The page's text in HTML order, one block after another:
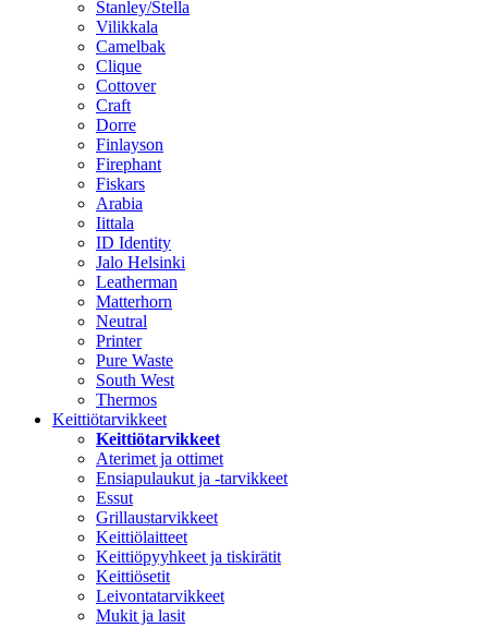
Stanley/Stella
Vilikkala
Camelbak
Clique
Cottover
Craft
Dorre
Finlayson
Firephant
Fiskars
Arabia
Iittala
ID Identity
Jalo Helsinki
Leatherman
Matterhorn
Neutral
Printer
Pure Waste
South West
Thermos
Keittiötarvikkeet
Keittiötarvikkeet
Aterimet ja ottimet
Ensiapulaukut ja -tarvikkeet
Essut
Grillaustarvikkeet
Keittiölaitteet
Keittiöpyyhkeet ja tiskirätit
Keittiösetit
Leivontatarvikkeet
Mukit ja lasit